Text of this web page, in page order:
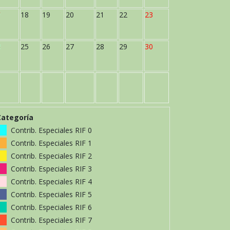
18 19 20 21 22 23
25 26 27 28 29 30
Contrib. Especiales RIF 0
Contrib. Especiales RIF 1
Contrib. Especiales RIF 2
Contrib. Especiales RIF 3
Contrib. Especiales RIF 4
Contrib. Especiales RIF 5
Contrib. Especiales RIF 6
Contrib. Especiales RIF 7